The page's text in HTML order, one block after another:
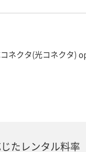
ネクタ(光コネクタ)
レンタル料率